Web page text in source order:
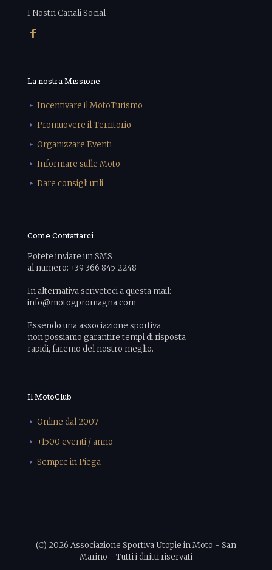
I Nostri Canali Social
La nostra Missione
Incentivare il MotoTurismo
Promuovere il Territorio
Organizzare Eventi
Informare sulle Moto
Dare consigli utili
Come Contattarci
Potete inviare un SMS
al numero: +39 366 845 2248
In alternativa scriveteci a questa mail:
info@motogpromagna.com
Essendo una associazione sportiva
non possiamo garantire tempi di risposta
rapidi, faremo del nostro meglio.
Il MotoClub
Online dal 2007
+1500 eventi / anno
Sempre in Piega
(C) 2026 Associazione Sportiva Utopie in Moto - San
Marino - Tutti i diritti riservati